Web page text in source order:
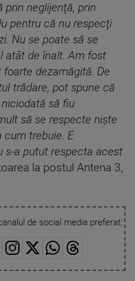
prin neglijenţă, prin
pentru că nu respecţi
Nu se poate să se
atât de înalt. Am fost
dezamăgită. De
trădare, pot spune că
să fiu
să se respecte nişte
cum trebuie. E
s-a putut respecta acest
la postul Antena 3,
de social media preferat: